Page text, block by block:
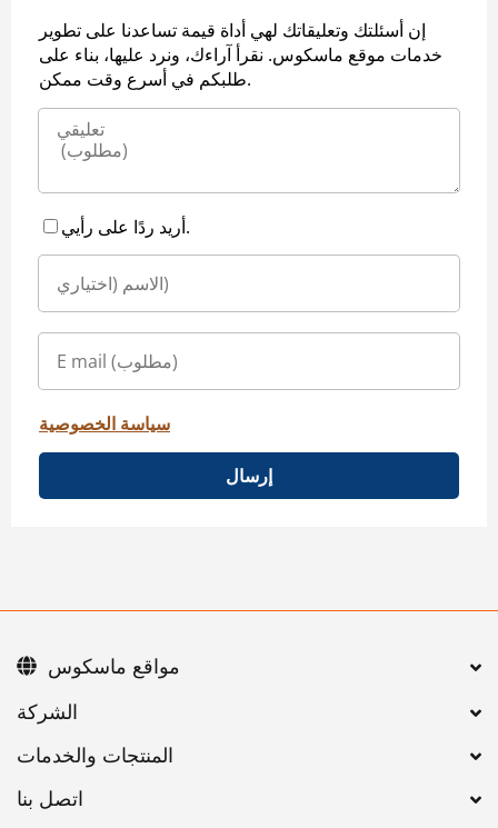
إن أسئلتك وتعليقاتك لهي أداة قيمة تساعدنا على تطوير
خدمات موقع ماسكوس. نقرأ آراءك، ونرد عليها، بناء على
طلبكم في أسرع وقت ممكن.
أريد ردًا على رأيي.
سياسة الخصوصية
إرسال
اتصل بنا
مواقع ماسكوس